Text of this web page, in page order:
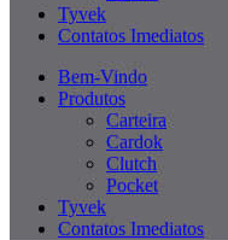
Tyvek
Contatos Imediatos
Bem-Vindo
Produtos
Carteira
Cardok
Clutch
Pocket
Tyvek
Contatos Imediatos